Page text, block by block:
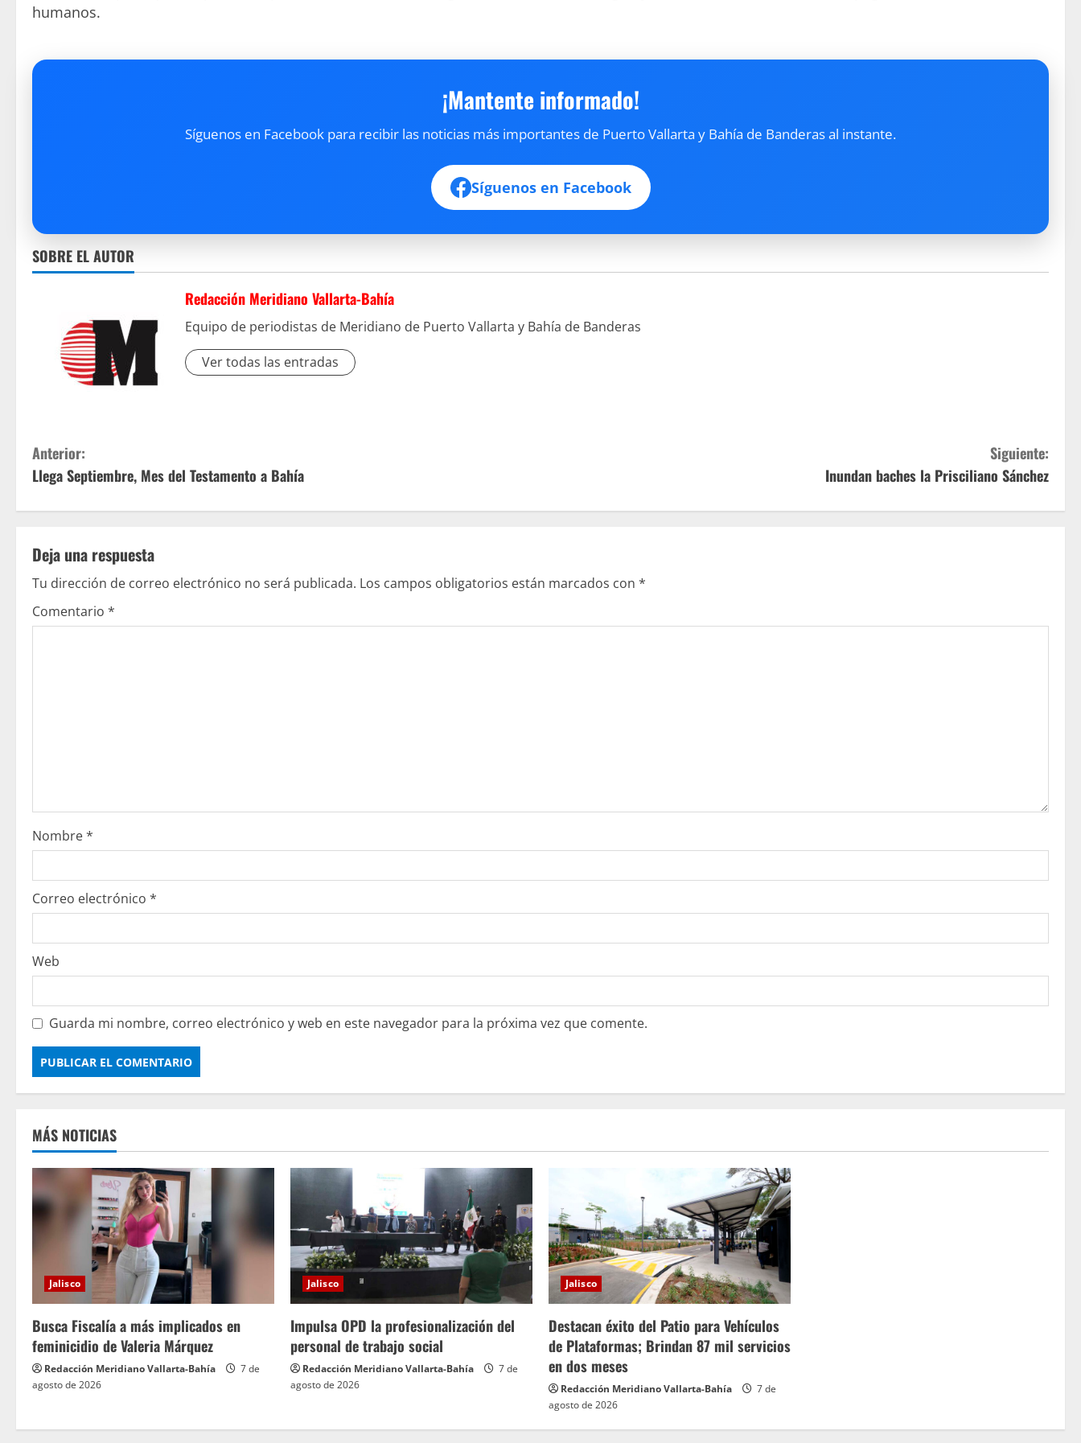
humanos.
¡Mantente informado!
Síguenos en Facebook para recibir las noticias más importantes de Puerto Vallarta y Bahía de Banderas al instante.
Síguenos en Facebook
SOBRE EL AUTOR
Redacción Meridiano Vallarta-Bahía
Equipo de periodistas de Meridiano de Puerto Vallarta y Bahía de Banderas
Ver todas las entradas
S
i
g
u
e
l
o
Anterior:
Llega Septiembre, Mes del Testamento a Bahía
Siguiente:
Inundan baches la Prisciliano Sánchez
Deja una respuesta
Tu dirección de correo electrónico no será publicada. Los campos obligatorios están marcados con *
Comentario *
Nombre*
Correo electrónico *
Web
Guarda mi nombre, correo electrónico y web en este navegador para la próxima vez que comente.
MÁS NOTICIAS
Jalisco
Busca Fiscalía a más implicados en
feminicidio de Valeria Márquez
Redacción Meridiano Vallarta-Bahía
7 de
agosto de 2026
Jalisco
Impulsa OPD la profesionalización del
personal de trabajo social
Redacción Meridiano Vallarta-Bahía
7 de
agosto de 2026
Jalisco
Destacan éxito del Patio para Vehículos
de Plataformas; Brindan 87 mil servicios
en dos meses
Redacción Meridiano Vallarta-Bahía
7 de
agosto de 2026